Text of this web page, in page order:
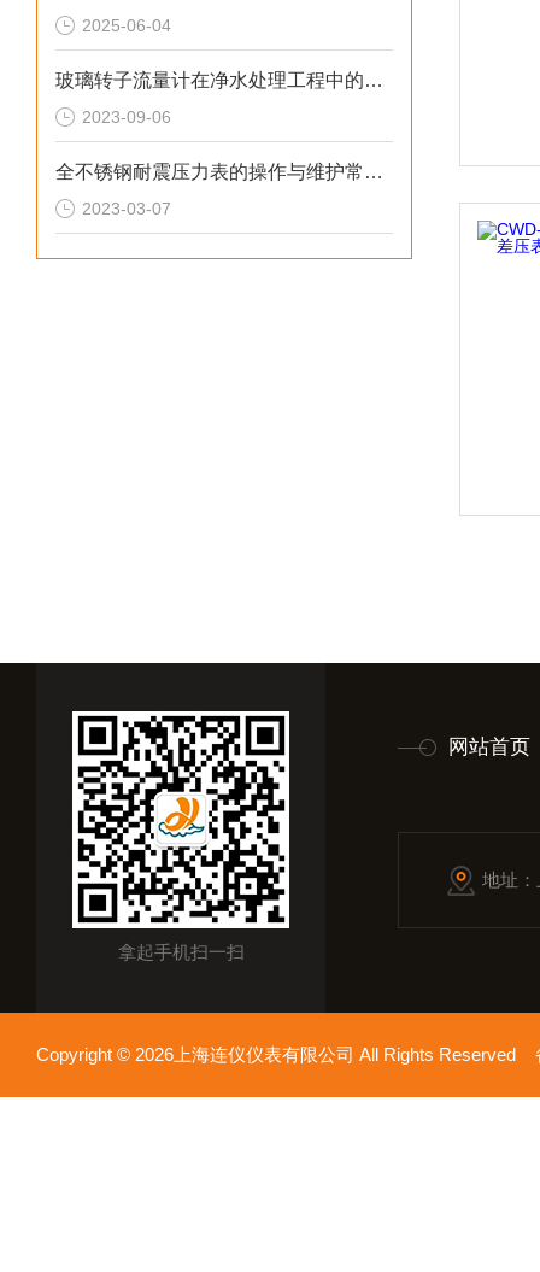
2025-06-04
玻璃转子流量计在净水处理工程中的应用
2023-09-06
全不锈钢耐震压力表的操作与维护常识科普
2023-03-07
拿起手机扫一扫
网站首页
地址
Copyright © 2026上海连仪仪表有限公司 All Rights Reserved